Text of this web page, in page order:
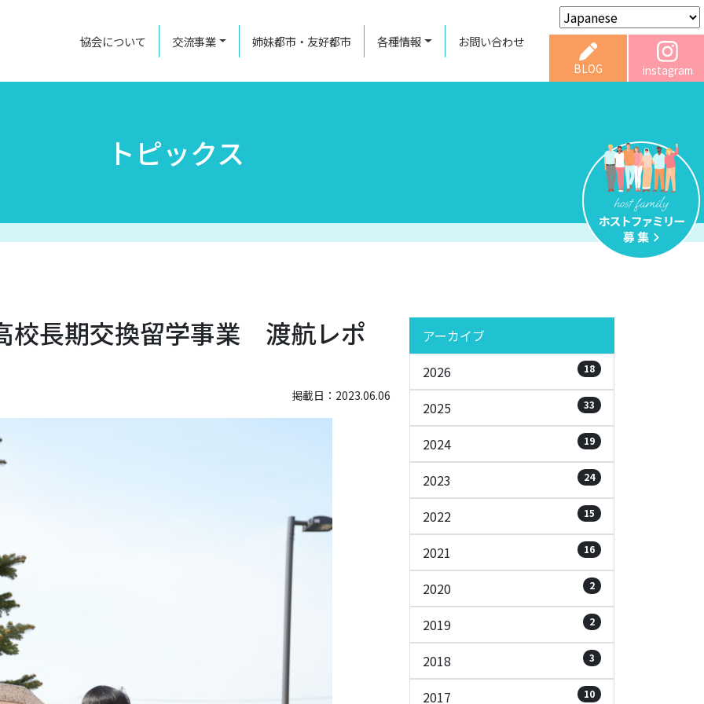
協会について 交流事業 姉妹都市・友好都市 各種情報 お問い合わせ
BLOG instagram
トピックス
校長期交換留学事業 渡航レポ
掲載日：2023.06.06
アーカイブ
2026
18
2025 33
2024 19
2023 24
2022 15
2021 16
2020 2
2019 2
2018 3
2017 10